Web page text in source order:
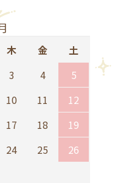
木 金
土
3 4
5
10 11
12
17 18
19
24 25
26